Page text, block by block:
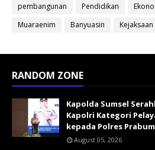
pembangunan
Pendidikan
Muaraenim
Banyuasin Kejaksaan
RANDOM ZONE
Kapolda Sumsel
Kapolri Kategori
kepada Polres
August 05, 2026